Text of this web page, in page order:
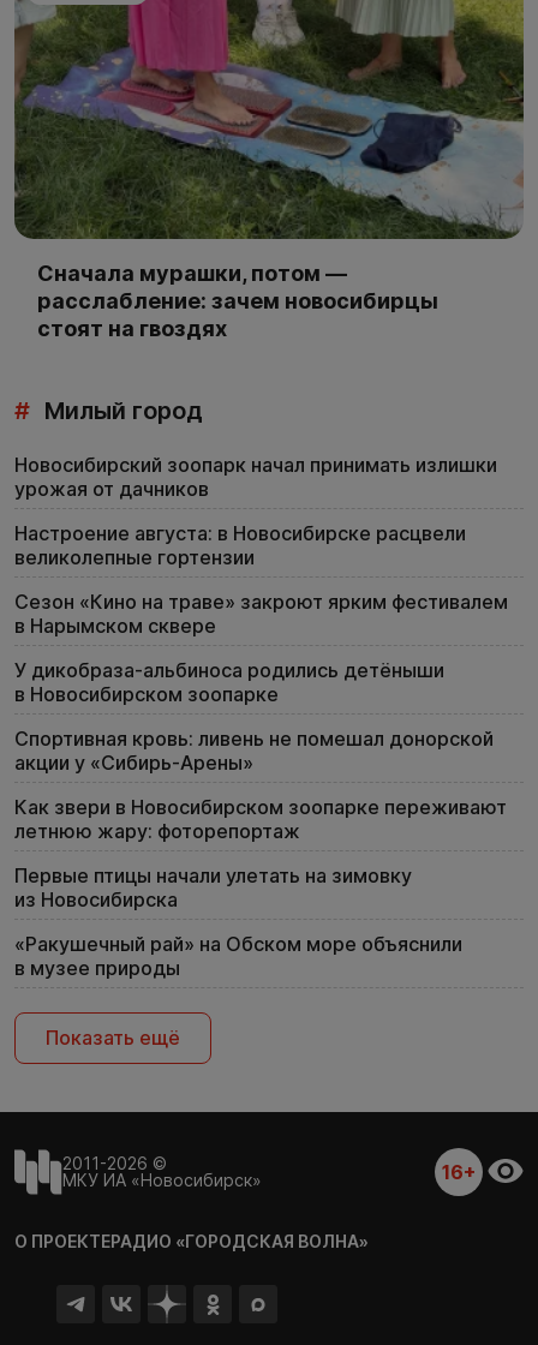
Сначала мурашки, потом —
расслабление: зачем новосибирцы
стоят на гвоздях
# Милый город
Новосибирский зоопарк начал принимать излишки
урожая от дачников
Настроение августа: в Новосибирске расцвели
великолепные гортензии
Сезон «Кино на траве» закроют ярким фестивалем
в Нарымском сквере
У дикобраза-альбиноса родились детёныши
в Новосибирском зоопарке
Спортивная кровь: ливень не помешал донорской
акции у «Сибирь-Арены»
Как звери в Новосибирском зоопарке переживают
летнюю жару: фоторепортаж
Первые птицы начали улетать на зимовку
из Новосибирска
«Ракушечный рай» на Обском море объяснили
в музее природы
Показать ещё
2011-2026 ©
МКУ ИА «Новосибирск»
16+
О ПРОЕКТЕРАДИО «ГОРОДСКАЯ ВОЛНА»